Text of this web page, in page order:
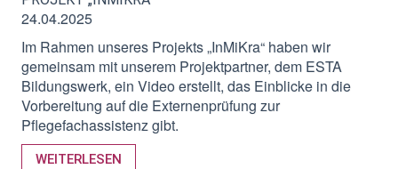
24.04.2025
Im Rahmen unseres Projekts „InMiKra“ haben wir
gemeinsam mit unserem Projektpartner, dem ESTA
Bildungswerk, ein Video erstellt, das Einblicke in die
Vorbereitung auf die Externenprüfung zur
Pflegefachassistenz gibt.
WEITERLESEN